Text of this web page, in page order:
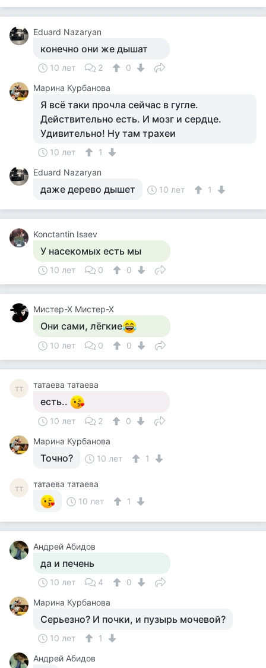
Eduard Nazaryan
конечно они же дышат
10 лет 2
0
Марина Курбанова
Я всё таки прочла сейчас в гугле.
Действительно есть. И мозг и сердце.
Удивительно! Ну там трахеи
10 лет
1
Eduard Nazaryan
даже дерево дышет 10 лет 1
Konctantin Isaev
У насекомых есть мы
10 лет 0 0
Мистер-Х Мистер-Х
Они сами, лёгкие
10 лет 0 0
тт татаева татаева
есть..
10 лет 2
0
Марина Курбанова
Точно? 10 лет 1
тт
татаева татаева
10 лет
1
Андрей Абидов
да и печень
10 лет 4
0
Марина Курбанова
Серьезно? И почки, и пузырь мочевой?
10 лет
1
Андрей Абидов